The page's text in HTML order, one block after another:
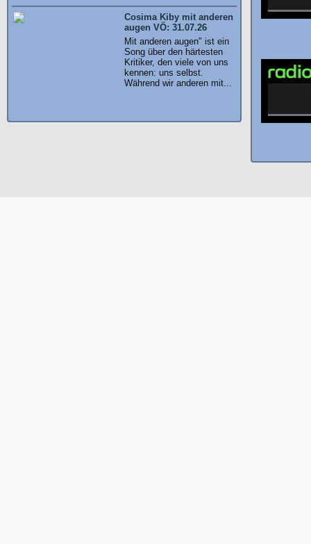
Cosima Kiby mit anderen
augen VÖ: 31.07.26
Mit anderen augen" ist ein
Song über den härtesten
Kritiker, den viele von uns
kennen: uns selbst.
Während wir anderen mit...